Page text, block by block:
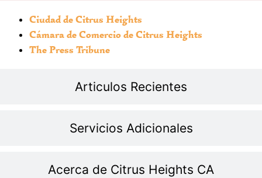
Articulos Recientes
Servicios Adicionales
Acerca de Citrus Heights CA
Ciudad de Citrus Heights
Cámara de Comercio de Citrus Heights
The Press Tribune